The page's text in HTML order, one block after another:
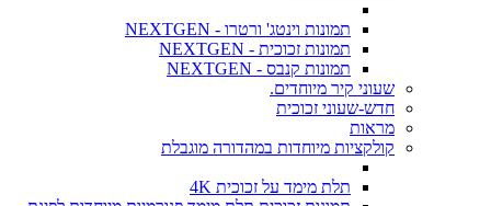
תמונות וינטג' ורטרו - NEXTGEN
תמונות זכוכית - NEXTGEN
תמונות קנבס - NEXTGEN
שעוני קיר מיוחדים.
חדש-שעוני זכוכית
מראות
קולקציות מיוחדות במהדורה מוגבלת
תלת מימד על זכוכית 4K